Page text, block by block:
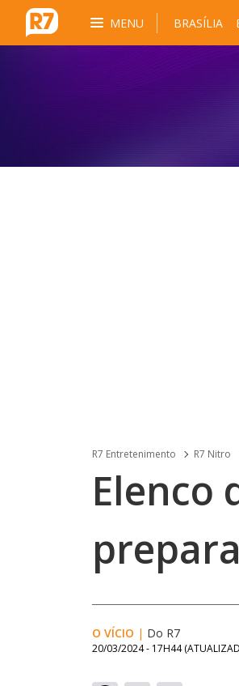
MENU BRASÍLIA
R7 Entretenimento R7 Nitro
Elenco
O VÍCIO | Do R7
20/03/2024 - 17H44